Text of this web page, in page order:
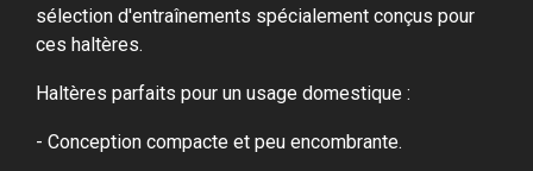
sélection d'entraînements spécialement conçus pour
ces haltères.
Haltères parfaits pour un usage domestique :
- Conception compacte et peu encombrante.